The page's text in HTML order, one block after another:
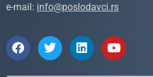
e-mail: info@poslodavci.rs